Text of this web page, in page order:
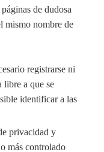
de dudosa
mismo nombre de
registrarse ni
libre a que se
identificar a las
privacidad y
más controlado